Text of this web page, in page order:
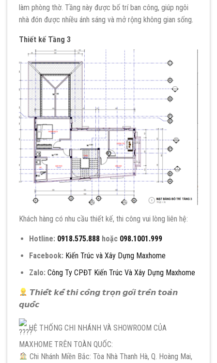
làm phòng thờ. Tầng này được bố trí ban công, giúp ngôi
nhà đón được nhiều ánh sáng và mở rộng không gian sống.
Thiết kế Tầng 3
Khách hàng có nhu cầu thiết kế, thi công vui lòng liên hệ:
Hotline: 0918.575.888hoặc 098.1001.999
Facebook: Kiến Trúc và Xây Dựng Maxhome
Zalo: Công Ty CPĐT Kiến Trúc Và Xây Dựng Maxhome
𝙏𝙝𝙞𝙚̂́𝙩 𝙠𝙚̂́ 𝙩𝙝𝙞 𝙘𝙤̂𝙣𝙜 𝙩𝙧𝙤̣𝙣 𝙜𝙤́𝙞 𝙩𝙧𝙚̂𝙣 𝙩𝙤𝙖̀𝙣
𝙦𝙪𝙤̂́𝙘
HỆ THỐNG CHI NHÁNH VÀ SHOWROOM CỦA
MAXHOME TRÊN TOÀN QUỐC:
Chi Nhánh Miền Bắc: Tòa Nhà Thanh Hà, Q. Hoàng Mai,